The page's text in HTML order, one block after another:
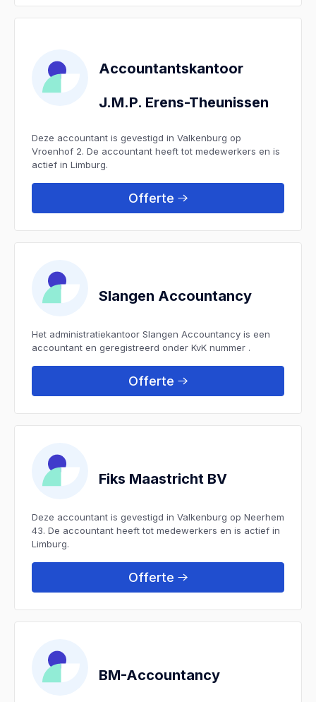
Accountantskantoor
J.M.P. Erens-Theunissen
Deze accountant is gevestigd in Valkenburg op
Vroenhof 2. De accountant heeft tot medewerkers en is
actief in Limburg.
Offerte
Slangen Accountancy
Het administratiekantoor Slangen Accountancy is een
accountant en geregistreerd onder KvK nummer .
Offerte
Fiks Maastricht BV
Deze accountant is gevestigd in Valkenburg op Neerhem
43. De accountant heeft tot medewerkers en is actief in
Limburg.
Offerte
BM-Accountancy